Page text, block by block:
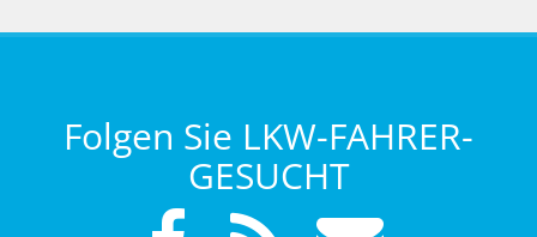
Folgen Sie LKW-FAHRER-
GESUCHT